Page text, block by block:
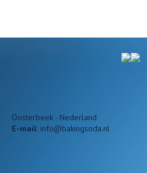
Oosterbeek - Nederland
E-mail: info@bakingsoda.nl